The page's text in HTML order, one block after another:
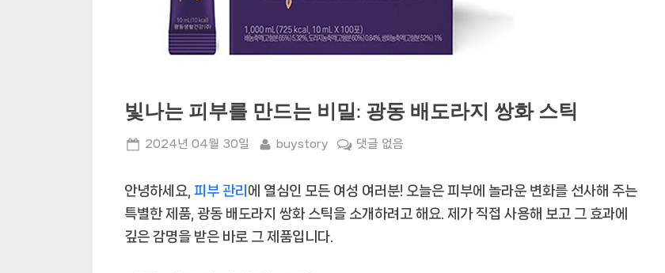
빛나는 피부를 만드는 비밀: 광동 배도라지 쌍화 스틱
Posted
2024년 04월 30일 By
buystory
빛
는
부
댓글 없음
안녕하세요, 피부 관리 에 열심인 모든 여성 여러분! 오늘은 피부에 놀라운 변화를 선사해 주는
특별한 제품, 광동 배도라지 쌍화 스틱을 소개하려고 해요. 제가 직접 사용해 보고 그 효과에
깊은 감명을 받은 바로 그 제품입니다.